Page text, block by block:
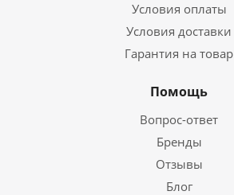
Условия оплаты
Условия доставки
Гарантия на товар
Помощь
Вопрос-ответ
Бренды
Отзывы
Блог